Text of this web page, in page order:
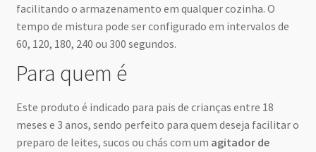
facilitando o armazenamento em qualquer cozinha. O
tempo de mistura pode ser configurado em intervalos de
60, 120, 180, 240 ou 300 segundos.
Para quem é
Este produto é indicado para pais de crianças entre 18
meses e 3 anos, sendo perfeito para quem deseja facilitar o
preparo de leites, sucos ou chás com um agitador de